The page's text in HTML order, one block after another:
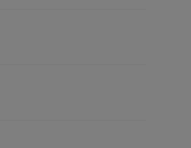
Ultra HD of HD
voor Schermresolutie